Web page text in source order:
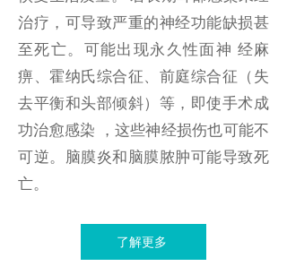
治疗，可导致严重的神经功能缺损甚
至死亡。可能出现永久性面神 经麻
痹、霍纳氏综合征、前庭综合征（失
去平衡和头部倾斜）等，即使手术成
功治愈感染 ，这些神经损伤也可能不
可逆。脑膜炎和脑膜脓肿可能导致死
亡。
了解更多